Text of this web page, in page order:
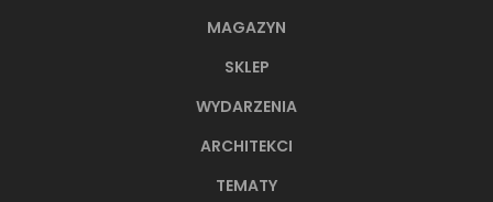
MAGAZYN
SKLEP
WYDARZENIA
ARCHITEKCI
TEMATY